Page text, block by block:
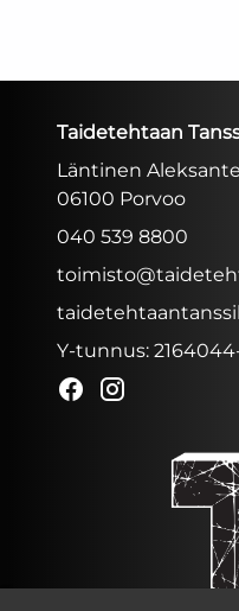
Taidetehtaan
Läntinen
06100 Porvoo
040 539 8800
Y-tunnus: